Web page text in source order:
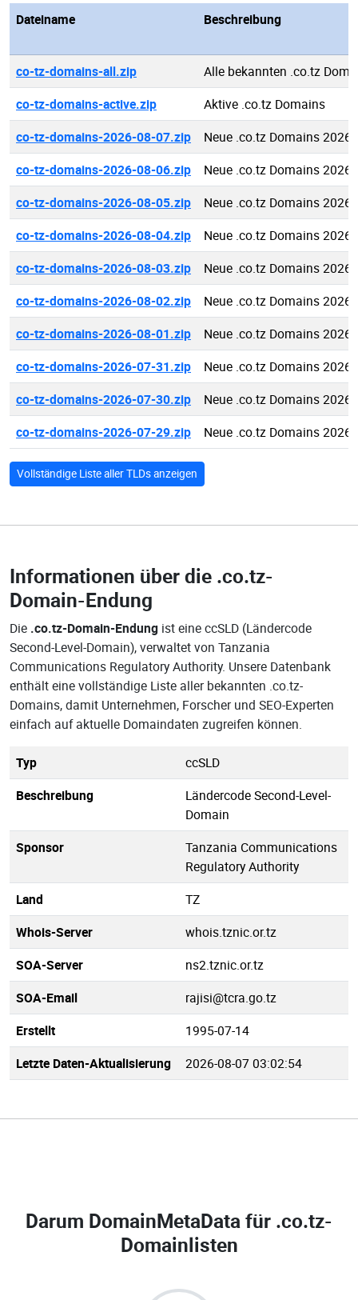
Dateiname Beschreibung
co-tz-domains-all.zip
Alle bekannten .co.tz
co-tz-domains-active.zip
Aktive .co.tz Domains
co-tz-domains-2026-08-07.zip
Neue .co.tz Domains
co-tz-domains-2026-08-06.zip
Neue .co.tz Domains
co-tz-domains-2026-08-05.zip
Neue .co.tz Domains
co-tz-domains-2026-08-04.zip
Neue .co.tz Domains
co-tz-domains-2026-08-03.zip
Neue .co.tz Domains
co-tz-domains-2026-08-02.zip
Neue .co.tz Domains
co-tz-domains-2026-08-01.zip
Neue .co.tz Domains
co-tz-domains-2026-07-31.zip
Neue .co.tz Domains
co-tz-domains-2026-07-30.zip
Neue .co.tz Domains
co-tz-domains-2026-07-29.zip
Neue .co.tz Domains
Vollständige Liste aller TLDs anzeigen
Informationen über die .co.tz-
Domain-Endung
Die .co.tz-Domain-Endung ist eine ccSLD (Ländercode
Second-Level-Domain), verwaltet von Tanzania
Communications Regulatory Authority. Unsere Datenbank
enthält eine vollständige Liste aller bekannten .co.tz-
Domains, damit Unternehmen, Forscher und SEO-Experten
einfach auf aktuelle Domaindaten zugreifen können.
Typ
ccSLD
Beschreibung
Ländercode Second-Level-
Domain
Sponsor
Tanzania Communications
Regulatory Authority
Land
TZ
Whois-Server
whois.tznic.or.tz
SOA-Server
ns2.tznic.or.tz
SOA-Email
rajisi@tcra.go.tz
Erstellt
1995-07-14
Letzte Daten-Aktualisierung
2026-08-07 03:02:54
Darum DomainMetaData für .co.tz-
Domainlisten